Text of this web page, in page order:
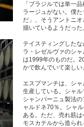
「ブラジルでは単一
ラージュがない。僕
だ」、そうアントニ
描いているようだった
テイスティングした
ラ・レゼルヴァのシ
は1999年のものだ。
かで飲んでいて楽しい
エスプマンチは、シ
生産している。シャル
シャンパーニュ製法
ャルドネ70％。シャ
ある。ただ、売れ筋は
モスカテルから造られ